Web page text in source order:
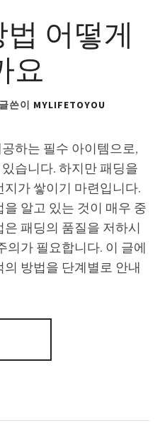
어떻게
요
글쓴이 MYLIFETOYOU
하는 필수 아이템으로,
습니다. 하지만 패딩을
가 쌓이기 마련입니다.
알고 있는 것이 매우 중
패딩의 품질을 저하시
의가 필요합니다. 이 글에
방법을 단계별로 안내